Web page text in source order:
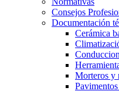
Consejos
Documentación
Cerámica
Morteros y